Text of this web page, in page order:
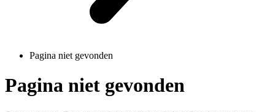
Pagina niet gevonden
Pagina niet gevonden